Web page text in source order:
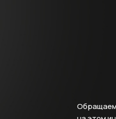
Обращаем